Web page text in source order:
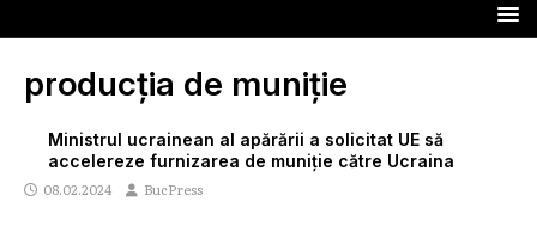
producția de muniție
Ministrul ucrainean al apărării a solicitat UE să
accelereze furnizarea de muniție către Ucraina
08.02.2024 BucPress